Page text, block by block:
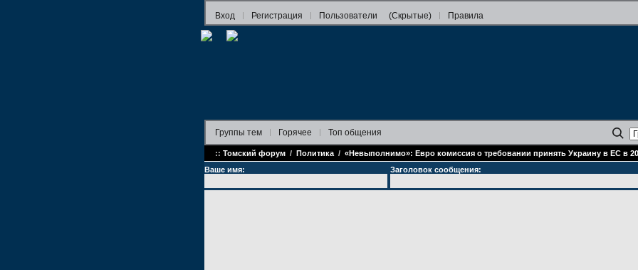
Вход Регистрация Пользователи (Скрытые) Правила
Группы тем Горячее Топ общения
:: Томский форум / Политика / «Невыполнимо»: Евро комиссия о требовании принять Украину в ЕС в
Ваше имя:
Заголовок сообщения: